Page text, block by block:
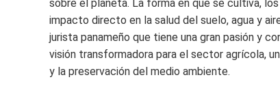
sobre el planeta. La forma en que se cultiva,
impacto directo en la salud del suelo, agua y
jurista panameño que tiene una gran pasión y
visión transformadora para el sector agrícola,
y la preservación del medio ambiente.